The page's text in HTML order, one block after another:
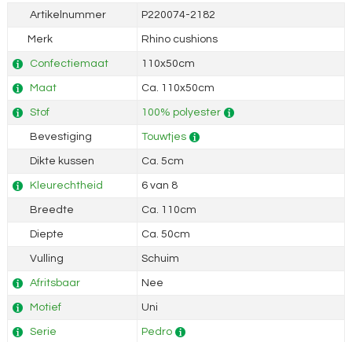
Artikelnummer P220074-2182
Merk Rhino cushions
Confectiemaat 110x50cm
Maat Ca. 110x50cm
Stof 100% polyester
Bevestiging Touwtjes
Dikte kussen Ca. 5cm
Kleurechtheid 6 van 8
Breedte Ca. 110cm
Diepte Ca. 50cm
Vulling Schuim
Afritsbaar Nee
Motief Uni
Serie Pedro